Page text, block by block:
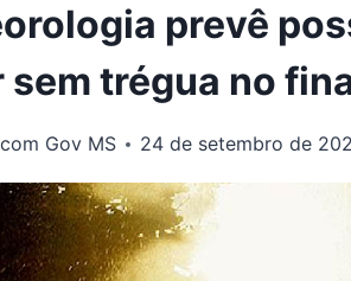
prevê
trégua no
Gov MS 24 de setembro de